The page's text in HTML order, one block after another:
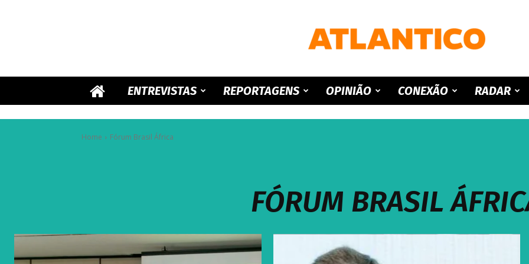
ATLANTICO
ENTREVISTAS REPORTAGENS OPINIÃO CONEXÃO RADAR
Home Fórum Brasil África
FÓRUM BRASIL